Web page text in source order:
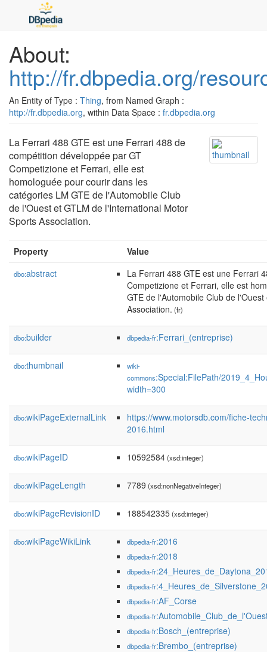
About:
http://fr.dbpedia.org/
An Entity of Type : Thing, from Named Graph :
http://fr.dbpedia.org, within Data Space : fr.dbpedia.org
La Ferrari 488 GTE est une Ferrari 488 de
compétition développée par GT
Competizione et Ferrari, elle est
homologuée pour courir dans les
catégories LM GTE de l'Automobile Club
de l'Ouest et GTLM de l'International Motor
Sports Association.
Property Value
dbo:abstract
La Ferrari 488 GTE est une Ferrari
Competizione et Ferrari, elle est
GTE de l'Automobile Club de
Association. (fr)
dbo:builder dbpedia-fr:Ferrari_(entreprise)
dbo:thumbnail
wiki-
commons:Special:FilePath/
width=300
dbo:wikiPageExternalLink
https://www.motorsdb.com/fiche-
2016.html
dbo:wikiPageID 10592584(xsd:integer)
dbo:wikiPageLength 7789 (xsd:nonNegativeInteger)
dbo:wikiPageRevisionID 188542335(xsd:integer)
dbo:wikiPageWikiLink dbpedia-fr:2016
dbpedia-fr:2018
dbpedia-fr
dbpedia-fr
dbpedia-fr:AF_Corse
dbpedia-fr
dbpedia-fr:Bosch_(entreprise)
dbpedia-fr:Brembo_(entreprise)